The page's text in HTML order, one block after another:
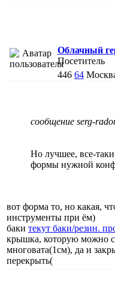
Облачный
Посетитель
446 64
сообщение serg-
Но лучшее, все-таки
формы нужной
вот форма то, но какая,
инструменты при ём)
баки текут баки/резин.
крышка, которую можно
многовата(1см), да и
перекрыть(